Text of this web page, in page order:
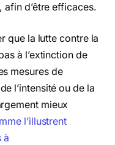
d’être efficaces.
que la lutte contre la
à l’extinction de
mesures de
l’intensité ou de la
mieux
l’illustrent
à